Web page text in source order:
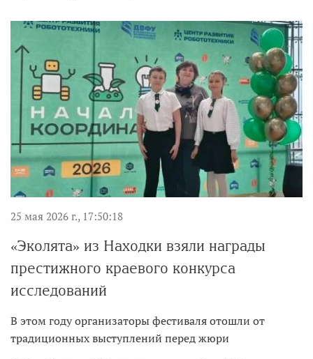
25 мая 2026 г., 17:50:18
«Эколята» из Находки взяли награды
престижного краевого конкурса
исследований
В этом году организаторы фестиваля отошли от
традиционных выступлений перед жюри